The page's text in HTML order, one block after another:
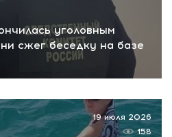
уголовным
сжег беседку на базе
19 июля 2026
158